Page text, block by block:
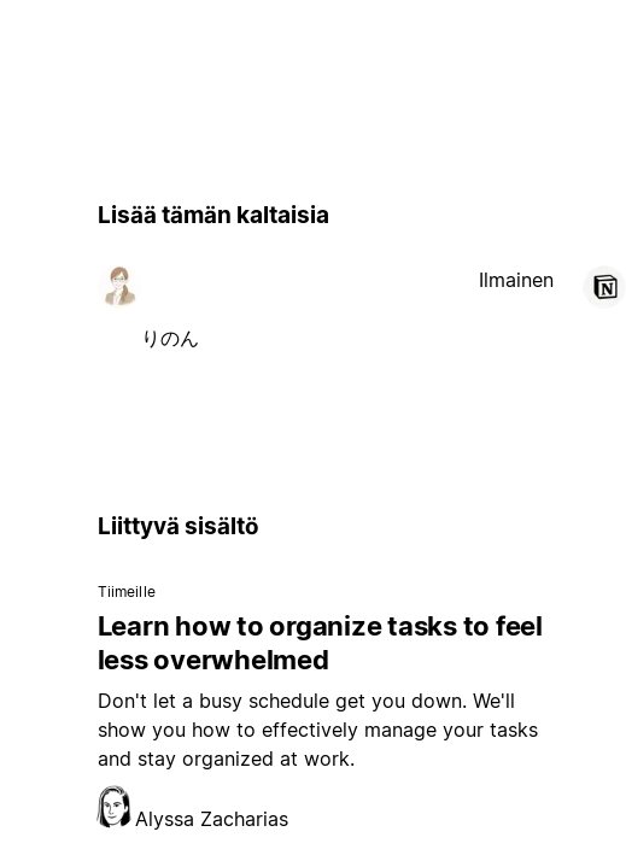
Lisää tämän kaltaisia
りのん
Ilmainen
Liittyvä sisältö
Tiimeille
Learn how to organize tasks to feel
less overwhelmed
Don't let a busy schedule get you down. We'll
show you how to effectively manage your tasks
and stay organized at work.
Alyssa Zacharias